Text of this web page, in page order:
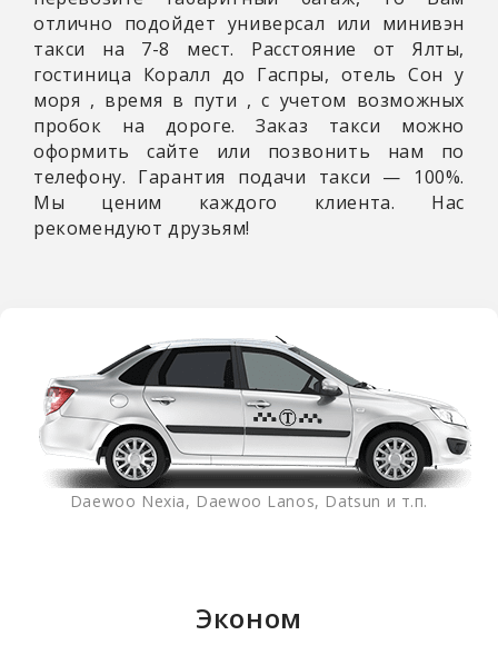
отлично подойдет универсал или минивэн
такси на 7-8 мест. Расстояние от Ялты,
гостиница Коралл до Гаспры, отель Сон у
моря , время в пути , с учетом возможных
пробок на дороге. Заказ такси можно
оформить сайте или позвонить нам по
телефону. Гарантия подачи такси — 100%.
Мы ценим каждого клиента. Нас
рекомендуют друзьям!
Daewoo Nexia, Daewoo Lanos, Datsun и т.п.
Эконом